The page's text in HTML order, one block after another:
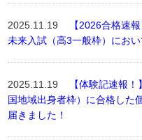
2025.11.19
【2026合格速
未来入試（高3一般枠）にお
2025.11.19
【体験記速報
国地域出身者枠）に合格した
届きました！